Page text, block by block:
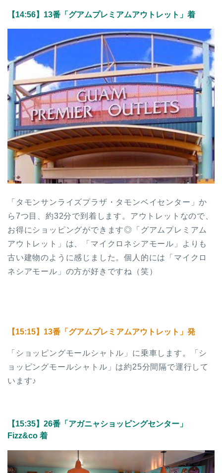
【14:56】13番「グアムプレミアムアウトレット」着
「タモンサンライズプラザ・タモンベイセンター」か
ら7つ目、約32分で到着します。アウトレットなので、
お得にショッピングができます◎「グアムプレミアム
アウトレット」は、「マイクロネシアモール」よりも
古い建物のように感じました。個人的には「マイクロ
ネシアモール」の方が好きですね（笑）
【15:15】13番「グアムプレミアムアウトレット」発
「ショッピングモールシャトル」に乗車します。「シ
ョッピングモールシャトル」は約25分間隔で運行して
います♪
【15:35】26番「アガニャショッピングセンター」
Fizz&co 着